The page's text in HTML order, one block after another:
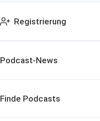
Registrierung
Podcast-News
Finde Podcasts